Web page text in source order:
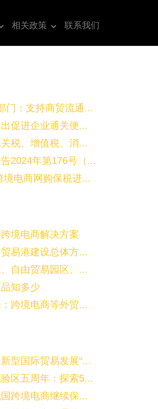
相关政策 联系我们
门：支持商贸流通...
促进企业通关便...
关税、增值税、消...
2024年第176号（...
境电商网购保税进...
境电商解决方案
贸易港建设总体方...
自由贸易园区、...
知多少
跨境电商等外贸...
型国际贸易发展“...
区五周年：探索5...
跨境电商继续保...